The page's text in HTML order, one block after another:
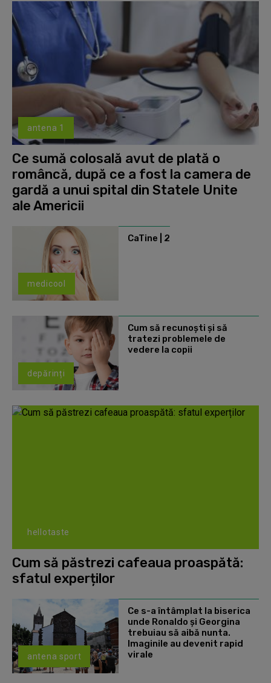
antena 1
Ce sumă colosală avut de plată o
româncă, după ce a fost la camera de
gardă a unui spital din Statele Unite
ale Americii
medicool
CaTine | 2
depărinți
Cum să recunoști și să
tratezi problemele de
vedere la copii
hellotaste
Cum să păstrezi cafeaua proaspătă:
sfatul experților
antena sport
Ce s-a întâmplat la biserica
unde Ronaldo şi Georgina
trebuiau să aibă nunta.
Imaginile au devenit rapid
virale